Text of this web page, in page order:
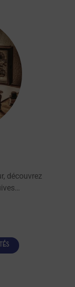
découvrez